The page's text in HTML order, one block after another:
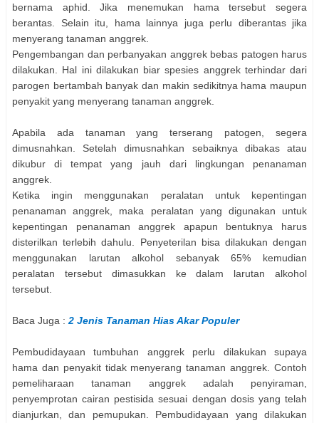
bernama aphid. Jika menemukan hama tersebut segera
berantas. Selain itu, hama lainnya juga perlu diberantas jika
menyerang tanaman anggrek.
Pengembangan dan perbanyakan anggrek bebas patogen harus
dilakukan. Hal ini dilakukan biar spesies anggrek terhindar dari
parogen bertambah banyak dan makin sedikitnya hama maupun
penyakit yang menyerang tanaman anggrek.
Apabila ada tanaman yang terserang patogen, segera
dimusnahkan. Setelah dimusnahkan sebaiknya dibakas atau
dikubur di tempat yang jauh dari lingkungan penanaman
anggrek.
Ketika ingin menggunakan peralatan untuk kepentingan
penanaman anggrek, maka peralatan yang digunakan untuk
kepentingan penanaman anggrek apapun bentuknya harus
disterilkan terlebih dahulu. Penyeterilan bisa dilakukan dengan
menggunakan larutan alkohol sebanyak 65% kemudian
peralatan tersebut dimasukkan ke dalam larutan alkohol
tersebut.
Baca Juga : 2 Jenis Tanaman Hias Akar Populer
Pembudidayaan tumbuhan anggrek perlu dilakukan supaya
hama dan penyakit tidak menyerang tanaman anggrek. Contoh
pemeliharaan tanaman anggrek adalah penyiraman,
penyemprotan cairan pestisida sesuai dengan dosis yang telah
dianjurkan, dan pemupukan. Pembudidayaan yang dilakukan